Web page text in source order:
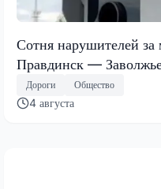
Сотня нарушителей за
Правдинск — Заволжье
Дороги Общество
4 августа